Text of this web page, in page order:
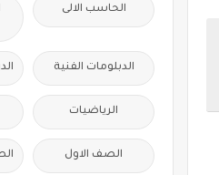
الحاسب الالى
الدبلومات الفنية
الرياضيات
الصف الاول